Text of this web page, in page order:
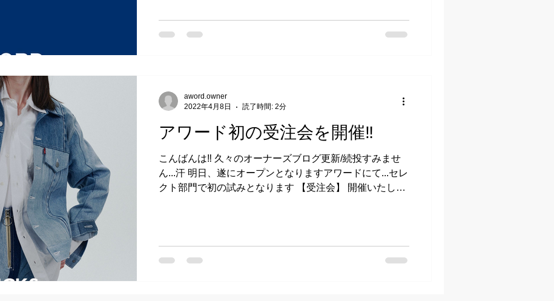
アワード初の受注会を開催‼︎
こんばんは‼︎ 久々のオーナーズブログ更新/続投すみませ
ん...汗 明日、遂にオープンとなりますアワードにて...セレ
クト部門で初の試みとなります 【受注会】 開催いたしま
aword.owner
2022年4月8日
読了時間: 2分